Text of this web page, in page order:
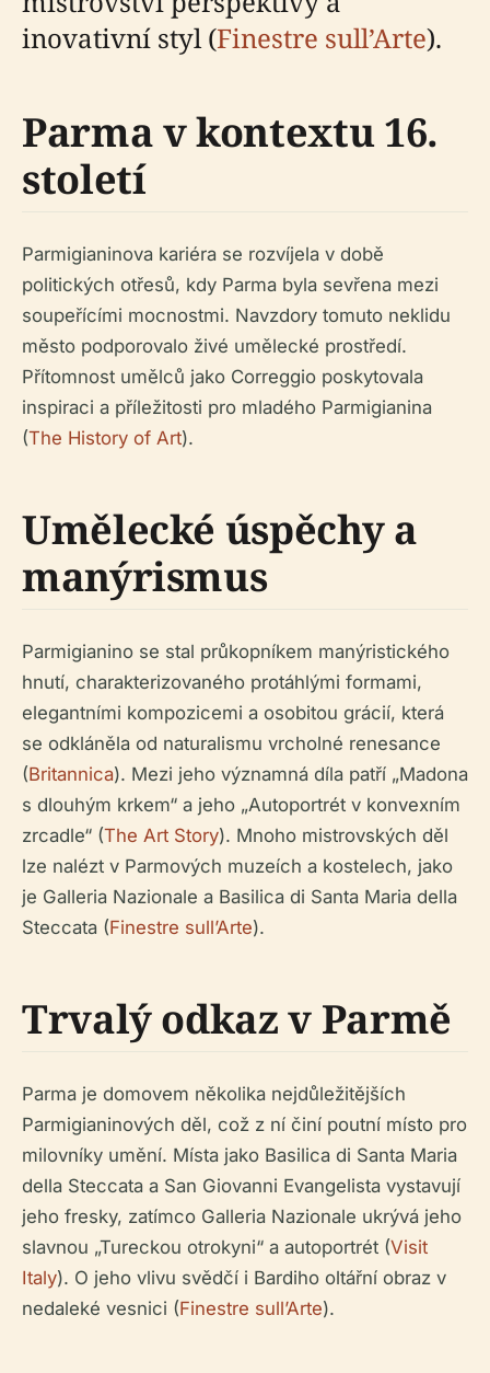
inovativní styl (Finestre sull’Arte).
Parma v kontextu 16.
století
Parmigianinova kariéra se rozvíjela v době
politických otřesů, kdy Parma byla sevřena mezi
soupeřícími mocnostmi. Navzdory tomuto neklidu
město podporovalo živé umělecké prostředí.
Přítomnost umělců jako Correggio poskytovala
inspiraci a příležitosti pro mladého Parmigianina
(The History of Art).
Umělecké úspěchy a
manýrismus
Parmigianino se stal průkopníkem manýristického
hnutí, charakterizovaného protáhlými formami,
elegantními kompozicemi a osobitou grácií, která
se odkláněla od naturalismu vrcholné renesance
(Britannica). Mezi jeho významná díla patří „Madona
s dlouhým krkem“ a jeho „Autoportrét v konvexním
zrcadle“ (The Art Story). Mnoho mistrovských děl
lze nalézt v Parmových muzeích a kostelech, jako
je Galleria Nazionale a Basilica di Santa Maria della
Steccata (Finestre sull’Arte).
Trvalý odkaz v Parmě
Parma je domovem několika nejdůležitějších
Parmigianinových děl, což z ní činí poutní místo pro
milovníky umění. Místa jako Basilica di Santa Maria
della Steccata a San Giovanni Evangelista vystavují
jeho fresky, zatímco Galleria Nazionale ukrývá jeho
slavnou „Tureckou otrokyni“ a autoportrét (Visit
Italy). O jeho vlivu svědčí i Bardiho oltářní obraz v
nedaleké vesnici (Finestre sull’Arte).